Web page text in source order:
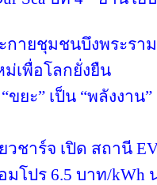
ะกายชุมชนบึงพระร
เพื่อโลกยั่งยืน
“ขยะ” เป็น “พลังง
ชาร์จ เปิด สถานี
มโปร 6.5 บาท/kWh